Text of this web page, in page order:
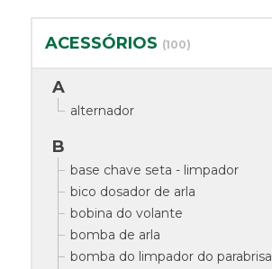
ACESSÓRIOS (100)
A
alternador
B
base chave seta - limpador
bico dosador de arla
bobina do volante
bomba de arla
bomba do limpador do parabrisa